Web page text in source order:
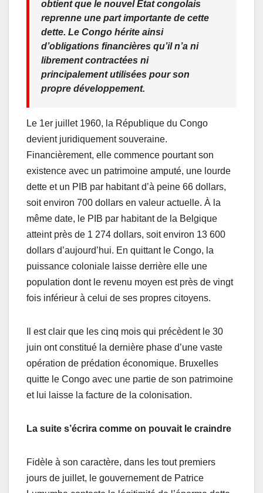
obtient que le nouvel État congolais
reprenne une part importante de cette
dette. Le Congo hérite ainsi
d’obligations financières qu’il n’a ni
librement contractées ni
principalement utilisées pour son
propre développement.
Le 1er juillet 1960, la République du Congo
devient juridiquement souveraine.
Financièrement, elle commence pourtant son
existence avec un patrimoine amputé, une lourde
dette et un PIB par habitant d’à peine 66 dollars,
soit environ 700 dollars en valeur actuelle. À la
même date, le PIB par habitant de la Belgique
atteint près de 1 274 dollars, soit environ 13 600
dollars d’aujourd’hui. En quittant le Congo, la
puissance coloniale laisse derrière elle une
population dont le revenu moyen est près de vingt
fois inférieur à celui de ses propres citoyens.
Il est clair que les cinq mois qui précèdent le 30
juin ont constitué la dernière phase d’une vaste
opération de prédation économique. Bruxelles
quitte le Congo avec une partie de son patrimoine
et lui laisse la facture de la colonisation.
La suite s’écrira comme on pouvait le craindre
Fidèle à son caractère, dans les tout premiers
jours de juillet, le gouvernement de Patrice